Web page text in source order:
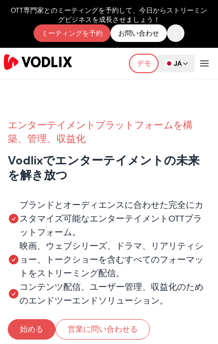
OTT専門家とのミーティングを予約して、今日からストリーミン
グビジネスを成長させましょう！
ミーティングを予約
お問い合わせ
デモ JA
エンターテイメントプラットフォームを構
築、管理、収益化
Vodlixでエンターテイメントの未来
を解き放つ
ブランドとオーディエンスに合わせた完全にカ
スタマイズ可能なエンターテイメントOTTプラ
ットフォーム。
映画、ウェブシリーズ、ドラマ、リアリティシ
ョー、トークショーを含むすべてのフォーマッ
トをストリーミング配信。
コンテンツ配信、ユーザー管理、収益化のため
のエンドツーエンドソリューション。
始める 営業に問い合わせる